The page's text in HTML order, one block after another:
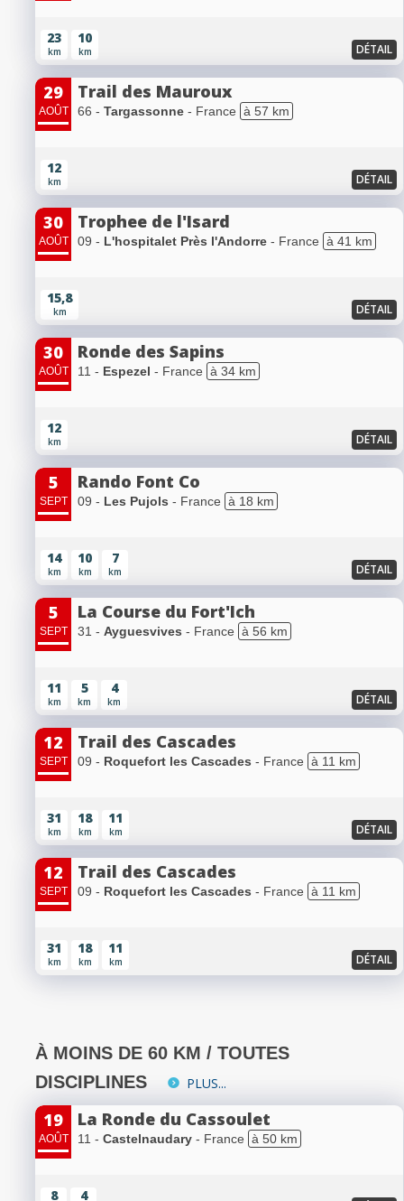
23
km
10
km DÉTAIL
29
AOÛT
Trail des Mauroux
66 - Targassonne - France à 57 km
12
km DÉTAIL
30
AOÛT
Trophee de l'Isard
09 - L'hospitalet Près l'Andorre - France à 41 km
15,8
km DÉTAIL
30
AOÛT
Ronde des Sapins
11 - Espezel - France à 34 km
12
km DÉTAIL
5
SEPT
Rando Font Co
09 - Les Pujols - France à 18 km
14
km
10
km
7
km DÉTAIL
5
SEPT
La Course du Fort'Ich
31 - Ayguesvives - France à 56 km
11
km
5
km
4
km DÉTAIL
12
SEPT
Trail des Cascades
09 - Roquefort les Cascades - France à 11 km
31
km
18
km
11
km DÉTAIL
12
SEPT
Trail des Cascades
09 - Roquefort les Cascades - France à 11 km
31
km
18
km
11
km DÉTAIL
À MOINS DE 60 KM / TOUTES
DISCIPLINES
PLUS...
19
AOÛT
La Ronde du Cassoulet
11 - Castelnaudary - France à 50 km
8 4